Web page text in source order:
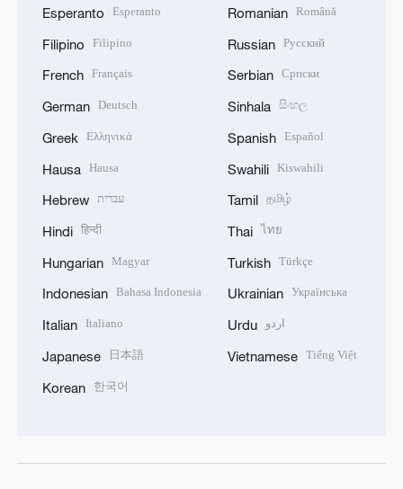
Esperanto Esperanto
Filipino Filipino
French Français
German Deutsch
Greek Ελληνικά
Hausa Hausa
Hebrew עברית
Hindi हिन्दी
Hungarian Magyar
Indonesian Bahasa Indonesia
Italian Italiano
Japanese 日本語
Korean 한국어
Romanian Română
Russian Русский
Serbian Српски
Sinhala සිංහල
Spanish Español
Swahili Kiswahili
Tamil தமிழ்
Thai ไทย
Turkish Türkçe
Ukrainian Українська
Urdu اردو
Vietnamese Tiếng Việt